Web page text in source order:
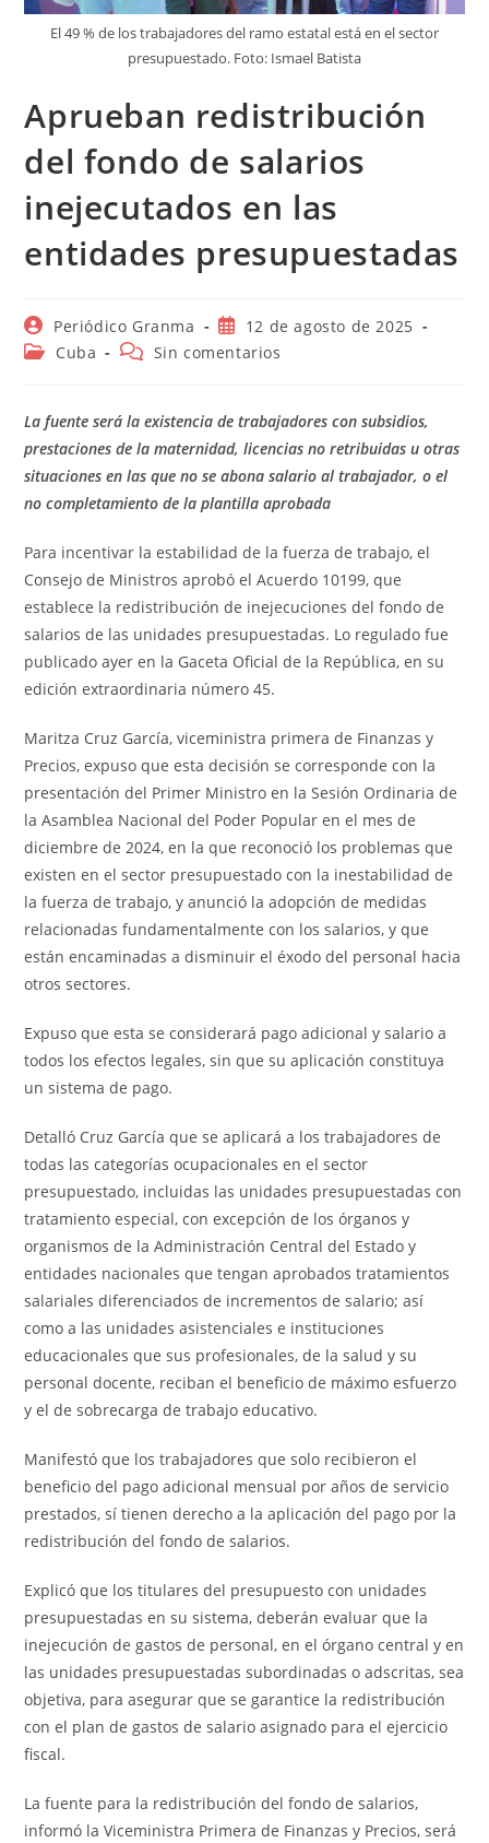
El 49 % de los trabajadores del ramo estatal está en el sector
presupuestado. Foto: Ismael Batista
Aprueban redistribución
del fondo de salarios
inejecutados en las
entidades presupuestadas
Autor
de
la
Periódico Granma
Publicación
de
12 de agosto de 2025
Categoría
entrada:
Cuba
Comentarios
entrada:
Sin comentarios
La fuente será la existencia de trabajadores con subsidios,
prestaciones de la maternidad, licencias no retribuidas u otras
situaciones en las que no se abona salario al trabajador, o el
no completamiento de la plantilla aprobada
Para incentivar la estabilidad de la fuerza de trabajo, el
Consejo de Ministros aprobó el Acuerdo 10199, que
establece la redistribución de inejecuciones del fondo de
salarios de las unidades presupuestadas. Lo regulado fue
publicado ayer en la Gaceta Oficial de la República, en su
edición extraordinaria número 45.
Maritza Cruz García, viceministra primera de Finanzas y
Precios, expuso que esta decisión se corresponde con la
presentación del Primer Ministro en la Sesión Ordinaria de
la Asamblea Nacional del Poder Popular en el mes de
diciembre de 2024, en la que reconoció los problemas que
existen en el sector presupuestado con la inestabilidad de
la fuerza de trabajo, y anunció la adopción de medidas
relacionadas fundamentalmente con los salarios, y que
están encaminadas a disminuir el éxodo del personal hacia
otros sectores.
Expuso que esta se considerará pago adicional y salario a
todos los efectos legales, sin que su aplicación constituya
un sistema de pago.
Detalló Cruz García que se aplicará a los trabajadores de
todas las categorías ocupacionales en el sector
presupuestado, incluidas las unidades presupuestadas con
tratamiento especial, con excepción de los órganos y
organismos de la Administración Central del Estado y
entidades nacionales que tengan aprobados tratamientos
salariales diferenciados de incrementos de salario; así
como a las unidades asistenciales e instituciones
educacionales que sus profesionales, de la salud y su
personal docente, reciban el beneficio de máximo esfuerzo
y el de sobrecarga de trabajo educativo.
Manifestó que los trabajadores que solo recibieron el
beneficio del pago adicional mensual por años de servicio
prestados, sí tienen derecho a la aplicación del pago por la
redistribución del fondo de salarios.
Explicó que los titulares del presupuesto con unidades
presupuestadas en su sistema, deberán evaluar que la
inejecución de gastos de personal, en el órgano central y en
las unidades presupuestadas subordinadas o adscritas, sea
objetiva, para asegurar que se garantice la redistribución
con el plan de gastos de salario asignado para el ejercicio
fiscal.
La fuente para la redistribución del fondo de salarios,
informó la Viceministra Primera de Finanzas y Precios, será